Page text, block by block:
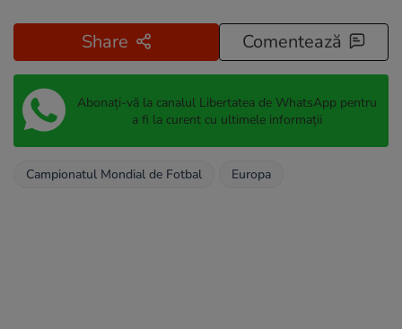
Share Comentează
Abonați-vă la canalul Libertatea de WhatsApp pentru
a fi la curent cu ultimele informații
Campionatul Mondial de Fotbal Europa